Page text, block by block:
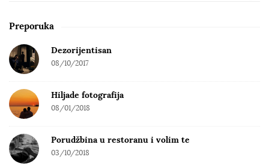
a
c
h
r
Preporuka
Dezorijentisan
08/10/2017
Hiljade fotografija
08/01/2018
Porudžbina u restoranu i volim te
03/10/2018